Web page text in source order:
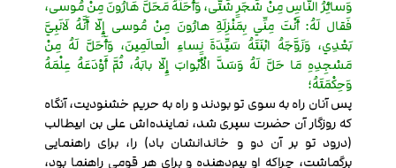
وَسائِرُ النَّاسِ مِنْ شَجَرٍ شَتَّى، وَأَحَلَّهُ مَحَلَّ هَارُونَ مِنْ مُوسى،
فَقال لَهُ: أَنْتَ مِنِّي بِمَنْزِلَةِ هارُونَ مِنْ مُوسى إِلّا أَنَّهُ لَانَبِيَّ
بَعْدِي، وَزَوَّجَهُ ابْنَتَهُ سَيِّدَةَ نِساءِ الْعالَمِينَ، وَأَحَلَّ لَهُ مِنْ
مَسْجِدِهِ مَا حَلَّ لَهُ وَسَدَّ الْأَبْوابَ إِلّا بابَهُ، ثُمَّ أَوْدَعَهُ عِلْمَهُ
وَحِكْمَتَهُ؛
پس آنان راه به سوی تو بودند و راه به حریم خشنودیت، آنگاه
که روزگار آن حضرت سپری شد، نماینده‌اش علی بن ابیطالب
(درود تو بر آن دو و خاندانشان باد) را، برای راهنمایی
برگماشت، چراکه او بیم‌دهنده و برای هر قومی راهنما بود،